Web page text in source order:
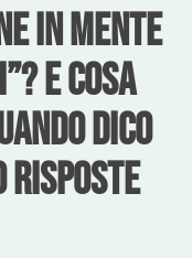
in mente
E cosa
dico
risposte